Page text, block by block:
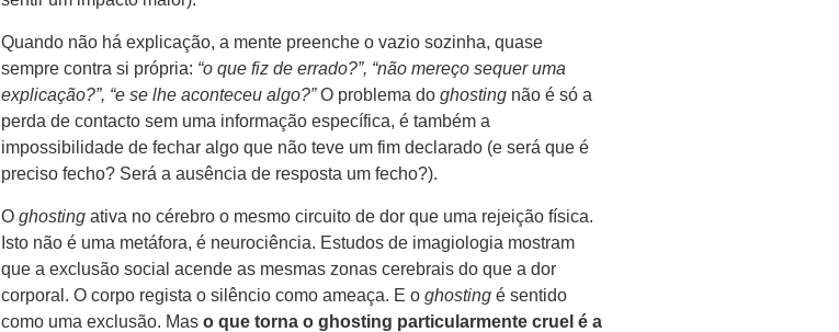
Quando não há explicação, a mente preenche o vazio sozinha, quase
sempre contra si própria: “o que fiz de errado?”, “não mereço sequer uma
explicação?”, “e se lhe aconteceu algo?”O problema do ghosting não é só a
perda de contacto sem uma informação específica, é também a
impossibilidade de fechar algo que não teve um fim declarado (e será que é
preciso fecho? Será a ausência de resposta um fecho?).
O ghosting ativa no cérebro o mesmo circuito de dor que uma rejeição física.
Isto não é uma metáfora, é neurociência. Estudos de imagiologia mostram
que a exclusão social acende as mesmas zonas cerebrais do que a dor
corporal. O corpo regista o silêncio como ameaça. E o ghosting é sentido
como uma exclusão. Mas o que torna o ghosting particularmente cruel é a